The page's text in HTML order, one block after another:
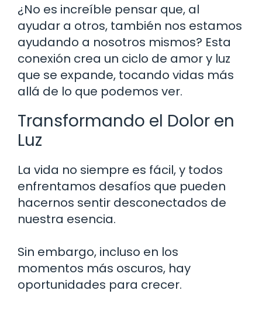
¿No es increíble pensar que, al
ayudar a otros, también nos estamos
ayudando a nosotros mismos? Esta
conexión crea un ciclo de amor y luz
que se expande, tocando vidas más
allá de lo que podemos ver.
Transformando el Dolor en
Luz
La vida no siempre es fácil, y todos
enfrentamos desafíos que pueden
hacernos sentir desconectados de
nuestra esencia.
Sin embargo, incluso en los
momentos más oscuros, hay
oportunidades para crecer.